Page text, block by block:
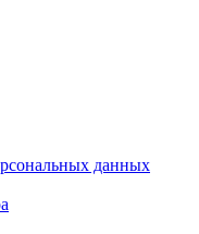
данных